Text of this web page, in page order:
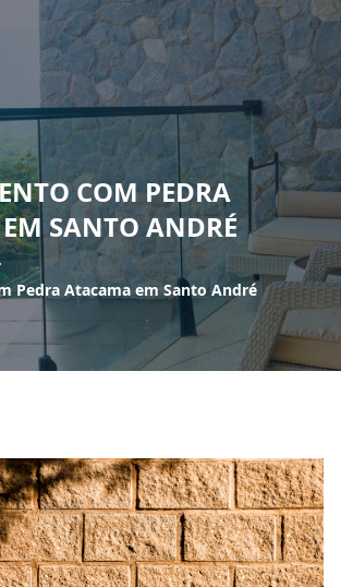
Home
Sobre nós
Produtos
Insumos
Contato
COM PEDRA
SANTO ANDRÉ
Pedra Atacama em Santo André